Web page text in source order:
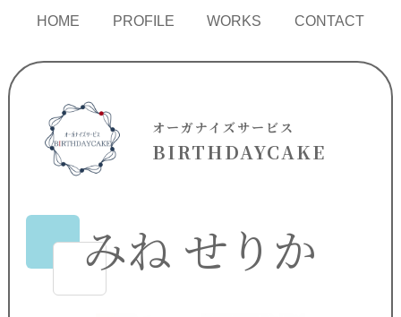
HOME PROFILE WORKS CONTACT
オーガナイズサービス
BIRTHDAYCAKE
みね せりか